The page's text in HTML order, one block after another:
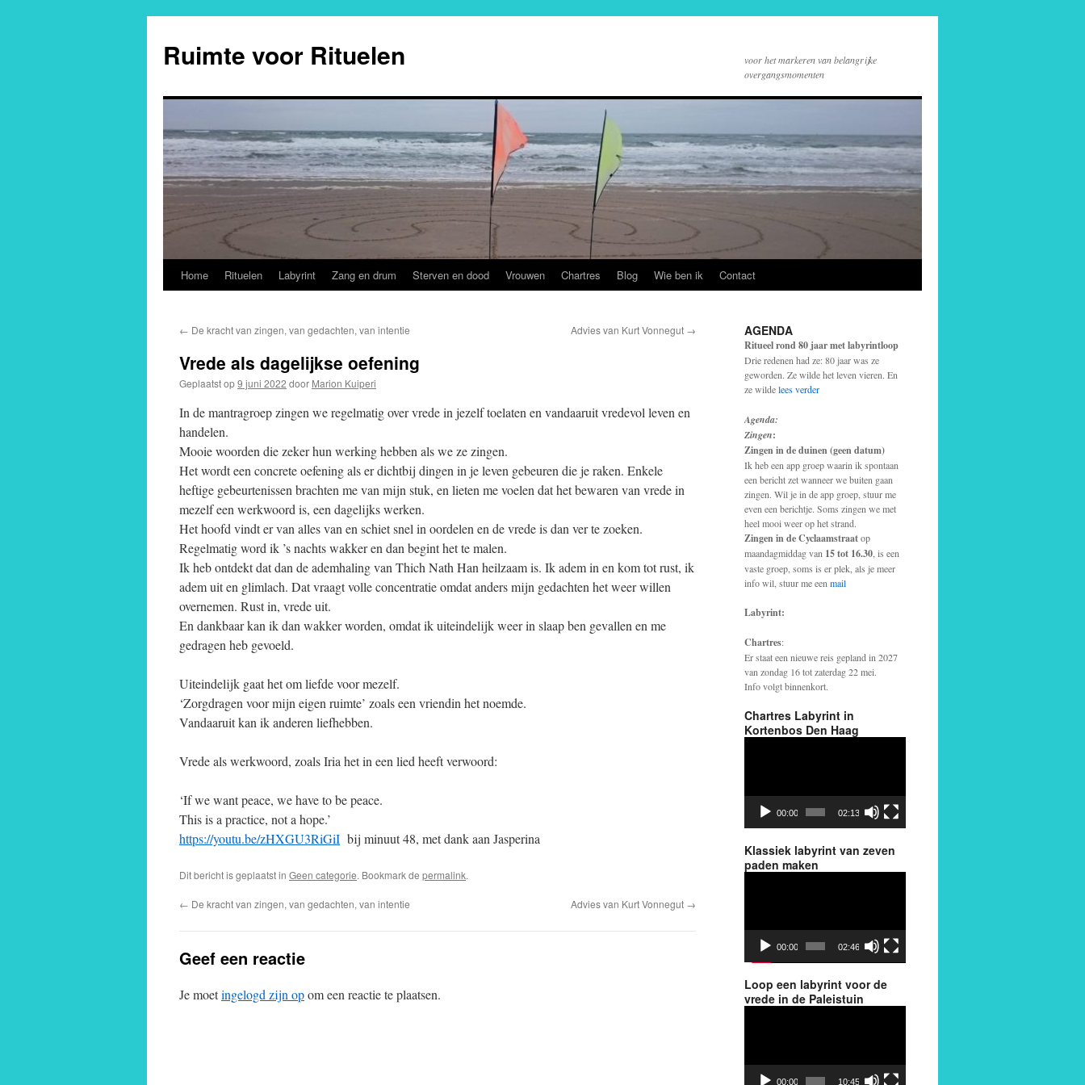
de
inhoud
Ruimte voor Rituelen
voor het markeren van belangrijke
overgangsmomenten
Home Rituelen Labyrint Zang en drum Sterven en dood Vrouwen Chartres Blog Wie ben ik Contact
← De kracht van zingen, van gedachten, van intentie Advies van Kurt Vonnegut →
Vrede als dagelijkse oefening
Geplaatst op9 juni 2022 door Marion Kuiperi
In de mantragroep zingen we regelmatig over vrede in jezelf toelaten en vandaaruit vredevol leven en
handelen.
Mooie woorden die zeker hun werking hebben als we ze zingen.
Het wordt een concrete oefening als er dichtbij dingen in je leven gebeuren die je raken. Enkele
heftige gebeurtenissen brachten me van mijn stuk, en lieten me voelen dat het bewaren van vrede in
mezelf een werkwoord is, een dagelijks werken.
Het hoofd vindt er van alles van en schiet snel in oordelen en de vrede is dan ver te zoeken.
Regelmatig word ik ’s nachts wakker en dan begint het te malen.
Ik heb ontdekt dat dan de ademhaling van Thich Nath Han heilzaam is. Ik adem in en kom tot rust, ik
adem uit en glimlach. Dat vraagt volle concentratie omdat anders mijn gedachten het weer willen
overnemen. Rust in, vrede uit.
En dankbaar kan ik dan wakker worden, omdat ik uiteindelijk weer in slaap ben gevallen en me
gedragen heb gevoeld.
Uiteindelijk gaat het om liefde voor mezelf.
‘Zorgdragen voor mijn eigen ruimte’ zoals een vriendin het noemde.
Vandaaruit kan ik anderen liefhebben.
Vrede als werkwoord, zoals Iria het in een lied heeft verwoord:
‘If we want peace, we have to be peace.
This is a practice, not a hope.’
https://youtu.be/zHXGU3RiGiI bij minuut 48, met dank aan Jasperina
Dit bericht is geplaatst in Geen categorie. Bookmark de permalink.
← De kracht van zingen, van gedachten, van intentie Advies van Kurt Vonnegut →
Geef een reactie
Je moetingelogd zijn opom een reactie te plaatsen.
AGENDA
Ritueel rond 80 jaar met labyrintloop
Drie redenen had ze: 80 jaar was ze
geworden. Ze wilde het leven vieren. En
ze wildelees verder
Agenda:
Zingen:
Zingen in de duinen (geen datum)
Ik heb een app groep waarin ik spontaan
een bericht zet wanneer we buiten gaan
zingen. Wil je in de app groep, stuur me
even een berichtje. Soms zingen we met
heel mooi weer op het strand.
Zingen in de Cyclaamstraatop
maandagmiddag van 15 tot 16.30 , is een
vaste groep, soms is er plek, als je meer
info wil, stuur me een mail
Labyrint:
Chartres:
Er staat een nieuwe reis gepland in 2027
van zondag 16 tot zaterdag 22 mei.
Info volgt binnenkort.
Chartres Labyrint in
Kortenbos Den Haag
00:00 02:13
Klassiek labyrint van zeven
paden maken
00:00 02:46
Loop een labyrint voor de
vrede in de Paleistuin
00:00 10:45